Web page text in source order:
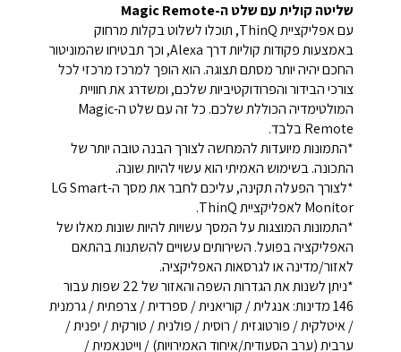
שליטה קולית עם שלט ה-Magic Remote
עם אפליקציית ThinQ, תוכלו לשלוט בקלות מרחוק
באמצעות פקודות קוליות דרך Alexa, וכך תבטיחו שהמוניטור
החכם יהיה יותר מסתם תצוגה. הוא הופך למרכז מרכזי לכל
צורכי הבידור והפרודוקטיביות שלכם, ומשדרג את חוויית
המולטימדיה הכוללת שלכם. כל זה עם שלט ה-Magic
Remote בלבד.
*התמונות מיועדות להמחשה לצורך הבנה טובה יותר של
התכונה. בשימוש האמיתי הוא עשוי להיות שונה.
*לצורך הפעלה תקינה, עליכם לחבר את מסך ה-LG Smart
Monitor לאפליקציית ThinQ.
*התמונות המוצגות על המסך עשויות להיות שונות מאלו של
האפליקציה בפועל. השירותים עשויים להשתנות בהתאם
לאזור/מדינה או לגרסאות האפליקציה.
*ניתן לשנות את הגדרות השפה והאזור של 22 שפות עבור
146 מדינות: אנגלית / קוריאנית / ספרדית / צרפתית / גרמנית
/ איטלקית / פורטוגזית / רוסית / פולנית / טורקית / יפנית /
ערבית (ערב הסעודית/איחוד האמירויות) / וייטנאמית /